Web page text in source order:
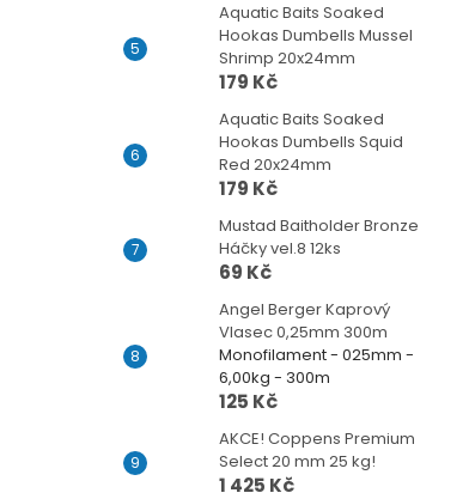
Aquatic Baits Soaked
Hookas Dumbells Mussel
Shrimp 20x24mm
179 Kč
Aquatic Baits Soaked
Hookas Dumbells Squid
Red 20x24mm
179 Kč
Mustad Baitholder Bronze
Háčky vel.8 12ks
69 Kč
Angel Berger Kaprový
Vlasec 0,25mm 300m
Monofilament - 025mm -
6,00kg - 300m
125 Kč
AKCE! Coppens Premium
Select 20 mm 25 kg!
1 425 Kč